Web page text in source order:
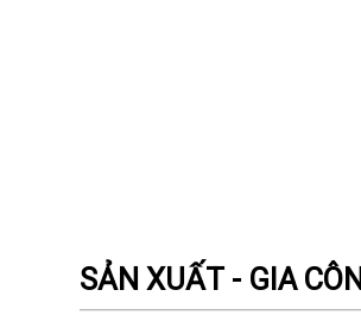
SẢN XUẤT - GIA